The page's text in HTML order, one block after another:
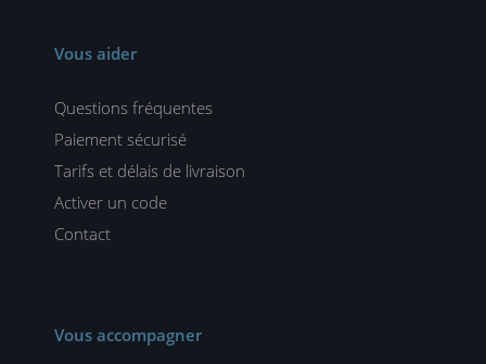
Vous aider
Questions fréquentes
Paiement sécurisé
Tarifs et délais de livraison
Activer un code
Contact
Vous accompagner